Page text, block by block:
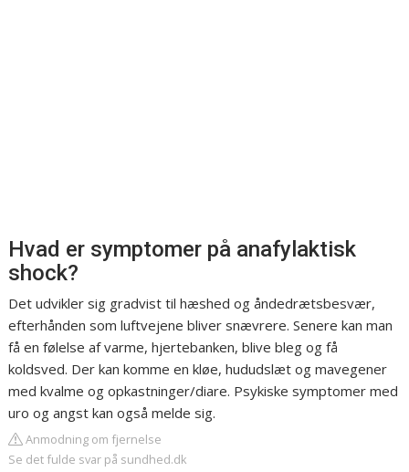
Hvad er symptomer på anafylaktisk
shock?
Det udvikler sig gradvist til hæshed og åndedrætsbesvær,
efterhånden som luftvejene bliver snævrere. Senere kan man
få en følelse af varme, hjertebanken, blive bleg og få
koldsved. Der kan komme en kløe, hududslæt og mavegener
med kvalme og opkastninger/diare. Psykiske symptomer med
uro og angst kan også melde sig.
Anmodning om fjernelse
Se det fulde svar på sundhed.dk